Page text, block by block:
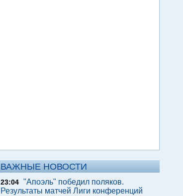
ВАЖНЫЕ НОВОСТИ
23:04 "Апоэль" победил поляков.
Результаты матчей Лиги конференций